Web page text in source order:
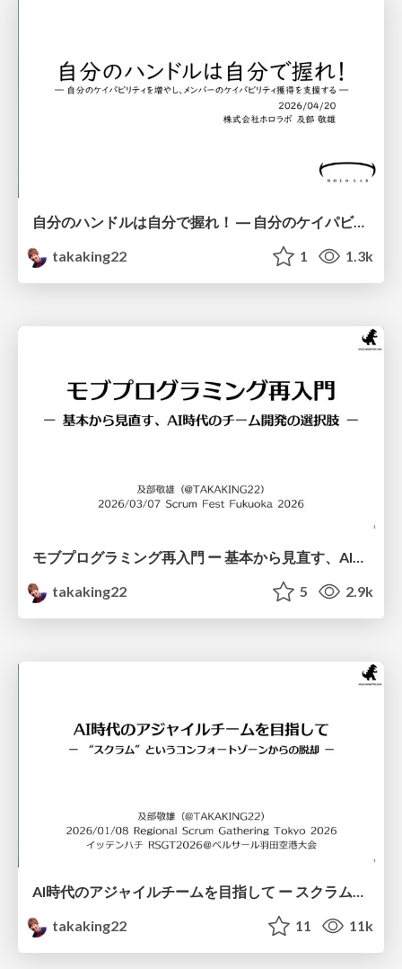
自分のハンドルは自分で握れ！ ― 自分のケイパビリティを増やし、メンバーのケイパビリティ獲得を支援する ― / Take the wheel yourself
takaking22
1 1.3k
takaking22
5 2.9k
AI時代のアジャイルチームを目指して ー スクラムというコンフォートゾーンからの脱却 ー / Toward Agile Teams in the Age of AI
takaking22
11 11k